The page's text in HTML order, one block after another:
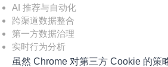
AI 推荐与自动化
跨渠道数据整合
第一方数据治理
实时行为分析
虽然 Chrome 对第三方 Cookie 的策